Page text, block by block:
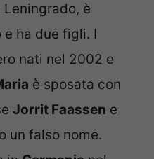
Leningrado, è
ha due figli. I
nati nel 2002 e
è sposata con
Jorrit Faassen e
un falso nome.